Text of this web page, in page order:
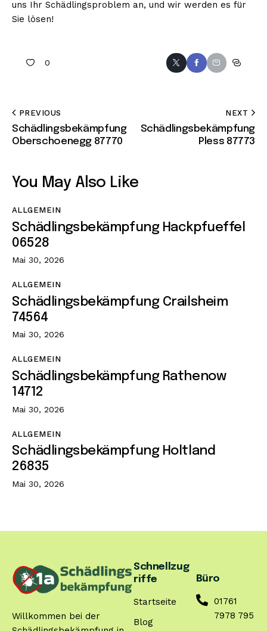
uns Ihr Schädlingsproblem an, und wir werden es für
Sie lösen!
0
PREVIOUS
Schädlingsbekämpfung
Oberschoenegg 87770
NEXT
Schädlingsbekämpfung
Pless 87773
You May Also Like
ALLGEMEIN
Schädlingsbekämpfung Hackpfueffel
06528
Mai 30, 2026
ALLGEMEIN
Schädlingsbekämpfung Crailsheim
74564
Mai 30, 2026
ALLGEMEIN
Schädlingsbekämpfung Rathenow
14712
Mai 30, 2026
ALLGEMEIN
Schädlingsbekämpfung Holtland
26835
Mai 30, 2026
Willkommen bei der
Schnellzug
riffe
Startseite
Blog
Büro
01761
7978 795